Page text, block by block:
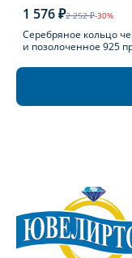
1 576 ₽2 252 ₽-30%
Серебряное кольцо
и позолоченное 925